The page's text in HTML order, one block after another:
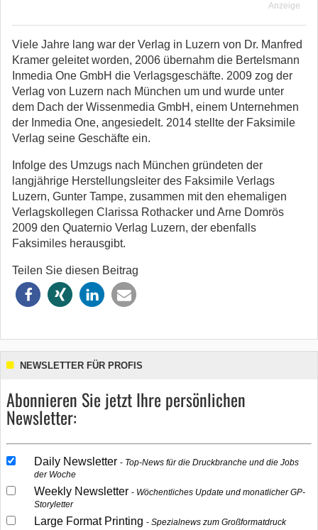
Anzeige
Viele Jahre lang war der Verlag in Luzern von Dr. Manfred
Kramer geleitet worden, 2006 übernahm die Bertelsmann
Inmedia One GmbH die Verlagsgeschäfte. 2009 zog der
Verlag von Luzern nach München um und wurde unter
dem Dach der Wissenmedia GmbH, einem Unternehmen
der Inmedia One, angesiedelt. 2014 stellte der Faksimile
Verlag seine Geschäfte ein.
Infolge des Umzugs nach München gründeten der
langjährige Herstellungsleiter des Faksimile Verlags
Luzern, Gunter Tampe, zusammen mit den ehemaligen
Verlagskollegen Clarissa Rothacker und Arne Domrös
2009 den Quaternio Verlag Luzern, der ebenfalls
Faksimiles herausgibt.
Teilen Sie diesen Beitrag
NEWSLETTER FÜR PROFIS
Abonnieren Sie jetzt Ihre persönlichen
Newsletter:
Daily Newsletter
Top-News für die Druckbranche und die Jobs
der Woche
Weekly Newsletter
Wöchentliches Update und monatlicher GP-
Storyletter
Large Format Printing Spezialnews zum Großformatdruck